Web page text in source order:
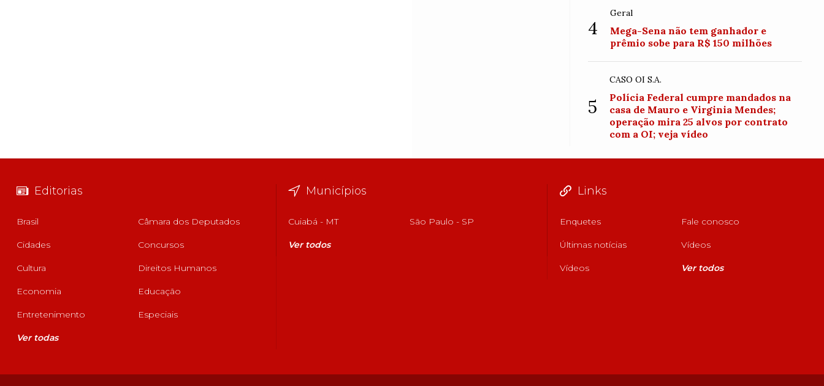
4
Geral
Mega-Sena não tem ganhador e
prêmio sobe para R$ 150 milhões
5
CASO OI S.A.
Polícia Federal cumpre mandados na
casa de Mauro e Virginia Mendes;
operação mira 25 alvos por contrato
com a OI; veja vídeo
Editorias
Brasil Câmara dos Deputados
Cidades Concursos
Cultura Direitos Humanos
Economia Educação
Entretenimento Especiais
Ver todas
Municípios
Cuiabá - MT São Paulo - SP
Ver todos
Links
Enquetes Fale conosco
Últimas notícias Vídeos
Vídeos Ver todos